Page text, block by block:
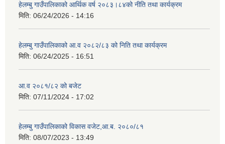
हेलम्बु गाउँपालिकाको आर्थिक वर्ष २०८३।८४को नीति तथा कार्यक्रम
मिति: 06/24/2026 - 14:16
हेलम्बु गाउँपालिकाको आ.व २०८२/८३ को निति तथा कार्यक्रम
मिति: 06/24/2025 - 16:51
आ.व २०८१/८२ को बजेट
मिति: 07/11/2024 - 17:02
हेलम्बु गाउँपालिकाको विकास वजेट,आ.ब. २०८०/८१
मिति: 08/07/2023 - 13:49